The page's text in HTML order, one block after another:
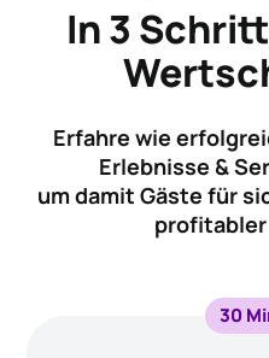
In 3
Erfahre wie
Erlebnisse &
um damit Gäste für
profitabler
30